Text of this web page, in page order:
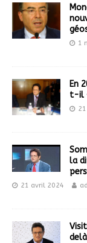
1
En
t-il
la
21 avril 2024